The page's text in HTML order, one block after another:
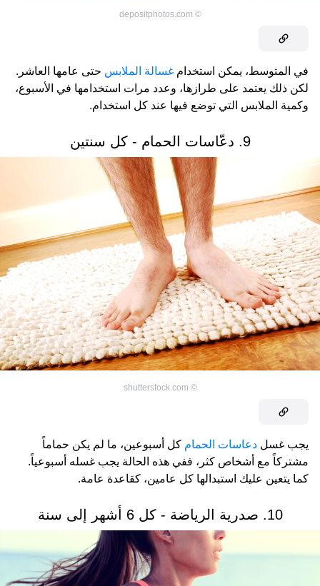
©
depositphotos.com
في المتوسط، يمكن استخدام غسالة الملابس حتى عامها العاشر.
لكن ذلك يعتمد على طرازها، وعدد مرات استخدامها في الأسبوع،
وكمية الملابس التي توضع فيها عند كل استخدام.
9. دعّاسات الحمام - كل سنتين
©
shutterstock.com
يجب غسل دعاسات الحمام كل أسبوعين، ما لم يكن حماماً
مشتركاً مع أشخاص كثر، ففي هذه الحالة يجب غسله أسبوعياً.
كما يتعين عليك استبدالها كل عامين، كقاعدة عامة.
10. صدرية الرياضة - كل 6 أشهر إلى سنة